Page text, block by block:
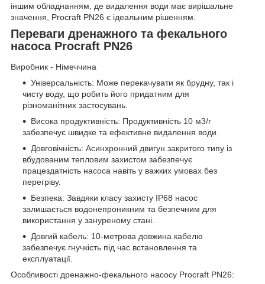
іншим обладнанням, де видалення води має вирішальне
значення, Procraft PN26 є ідеальним рішенням.
Переваги дренажного та фекального
насоса Procraft PN26
Виробник - Німеччина
Універсальність: Може перекачувати як брудну, так і
чисту воду, що робить його придатним для
різноманітних застосувань.
Висока продуктивність: Продуктивність 10 м3/г
забезпечує швидке та ефективне видалення води.
Довговічність: Асинхронний двигун закритого типу із
вбудованим тепловим захистом забезпечує
працездатність насоса навіть у важких умовах без
перегріву.
Безпека: Завдяки класу захисту IP68 насос
залишається водонепроникним та безпечним для
використання у зануреному стані.
Довгий кабель: 10-метрова довжина кабелю
забезпечує гнучкість під час встановлення та
експлуатації.
Особливості дренажно-фекального насосу Procraft PN26: